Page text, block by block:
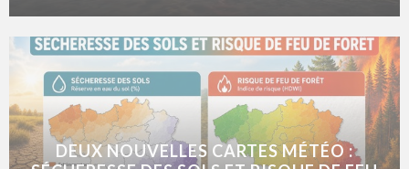
DEUX NOUVELLES CARTES MÉTÉO :